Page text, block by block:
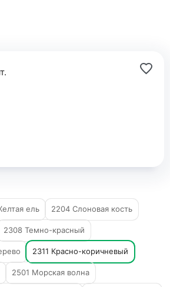
ель 2204 Слоновая кость
2308 Темно-красный
2311 Красно-коричневый
2501 Морская волна